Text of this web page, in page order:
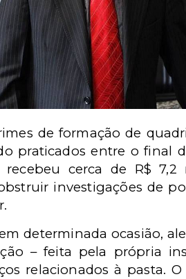
de formação de
praticados entre o final
cerca de R$
investigações de
determinada ocasião,
– feita pela própria
relacionados à pasta.